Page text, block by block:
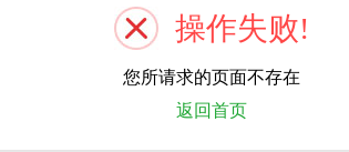
操作失败!
您所请求的页面不存在
返回首页